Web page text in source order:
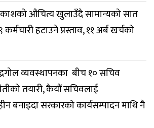
औचित्य खुलाउँदै सामान्यको सात
हटाउने प्रस्ताव, ११ अर्ब खर्चको
व्यवस्थापनका बीच १० सचिव
तयारी, कैयौं सचिवलाई
बनाइदा सरकारको कार्यसम्पादन माथि नै